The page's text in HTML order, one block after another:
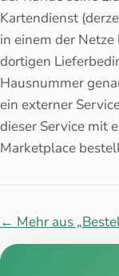
Kartendienst
in einem der
dortigen
Hausnummer
ein externer
dieser Service mit
Marketplace
← Mehr aus